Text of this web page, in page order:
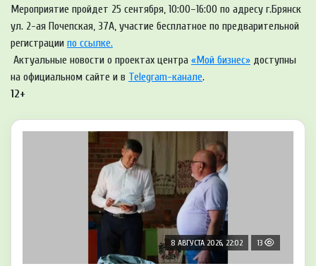
Мероприятие пройдет 25 сентября, 10:00–16:00 по адресу г.Брянск
ул. 2-ая Почепская, 37А, участие бесплатное по предварительной
регистрации по ссылке.
Актуальные новости о проектах центра «Мой бизнес» доступны
на официальном сайте и в Telegram-канале.
12+
8 АВГУСТА 2026, 22:02 13